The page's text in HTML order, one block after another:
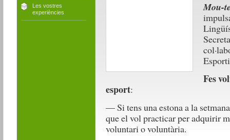
Les vostres
experiències
Mou-
Fes
esport:
— Si tens una estona a la
que el vol practicar per adquirir
voluntari o voluntària.